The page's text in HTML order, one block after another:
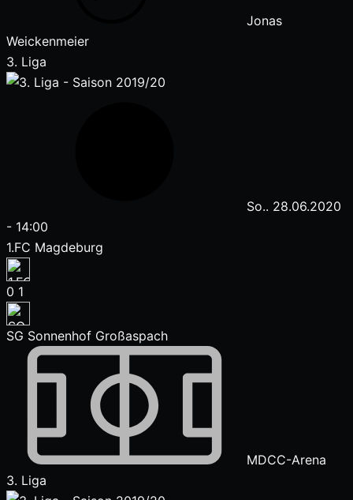
Jonas
Weickenmeier
3. Liga
So.. 28.06.2020
- 14:00
1.FC Magdeburg
0 1
SG Sonnenhof Großaspach
MDCC-Arena
3. Liga